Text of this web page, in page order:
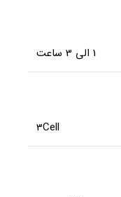
1 الی 3 ساعت
3Cell